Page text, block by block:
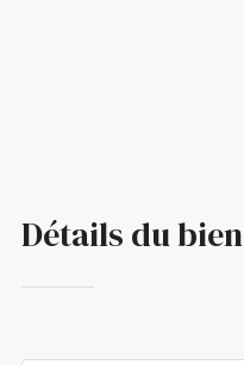
Détails du bien